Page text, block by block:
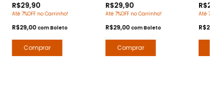
Laurent - Pomada
Modeladora Anti Frizz
R$29,90
Até 7%OFF no Carrinho!
R$29,00 comBoleto
Dior - Pomada
Modeladora Anti Frizz
R$29,90
Até 7%OFF no Carrinho!
R$29,00 comBoleto
Até